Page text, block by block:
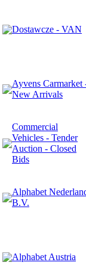
Dostawcze - VAN
Ayvens Carmarket
New Arrivals
Commercial
Vehicles - Tender
Auction - Closed
Bids
Alphabet
B.V.
Alphabet Austria